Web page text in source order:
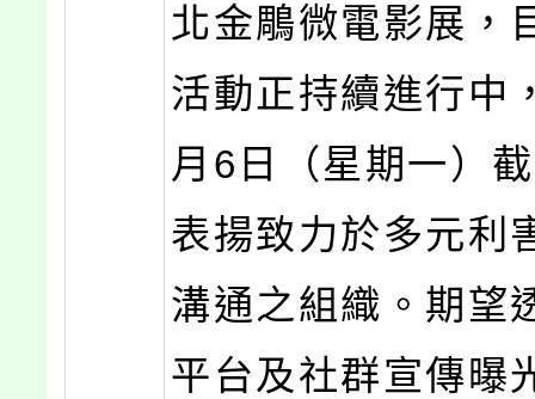
北金鵰微電影展，
活動正持續進行中
月6日（星期一）
表揚致力於多元利
溝通之組織。期望
平台及社群宣傳曝